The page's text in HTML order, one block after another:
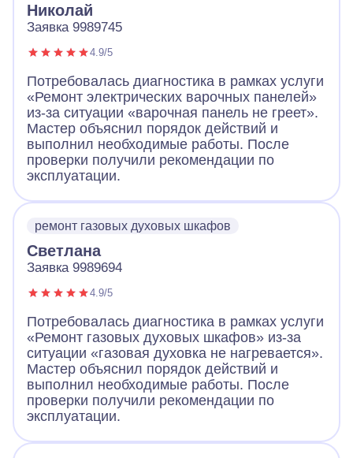
Николай
Заявка 9989745
4.9/5
Потребовалась диагностика в рамках услуги
«Ремонт электрических варочных панелей»
из-за ситуации «варочная панель не греет».
Мастер объяснил порядок действий и
выполнил необходимые работы. После
проверки получили рекомендации по
эксплуатации.
ремонт газовых духовых шкафов
Светлана
Заявка 9989694
4.9/5
Потребовалась диагностика в рамках услуги
«Ремонт газовых духовых шкафов» из-за
ситуации «газовая духовка не нагревается».
Мастер объяснил порядок действий и
выполнил необходимые работы. После
проверки получили рекомендации по
эксплуатации.